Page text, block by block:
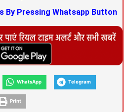
By Pressing Whatsapp Button
WhatsApp Telegram
Print